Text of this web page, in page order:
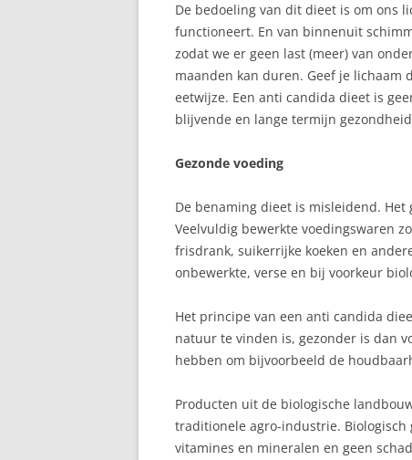
GEZIN
KINDEROPVANG
KRAAMWEEK
MELKPRODUCTIE
MELKTEKORT
REGELDAGEN
RELACTATIE
SLAPEN
De bedoeling van dit dieet is om ons
functioneert. En van binnenuit
zodat we er geen last (meer) van
maanden kan duren. Geef je lichaam
eetwijze. Een anti candida dieet is
blijvende en lange termijn
Gezonde voeding
De benaming dieet is misleidend.
Veelvuldig bewerkte voedingswaren
frisdrank, suikerrijke koeken en
onbewerkte, verse en bij voorkeur
Het principe van een anti candida
natuur te vinden is, gezonder is dan
hebben om bijvoorbeeld de
Producten uit de biologische
traditionele agro-industrie.
vitamines en mineralen en geen